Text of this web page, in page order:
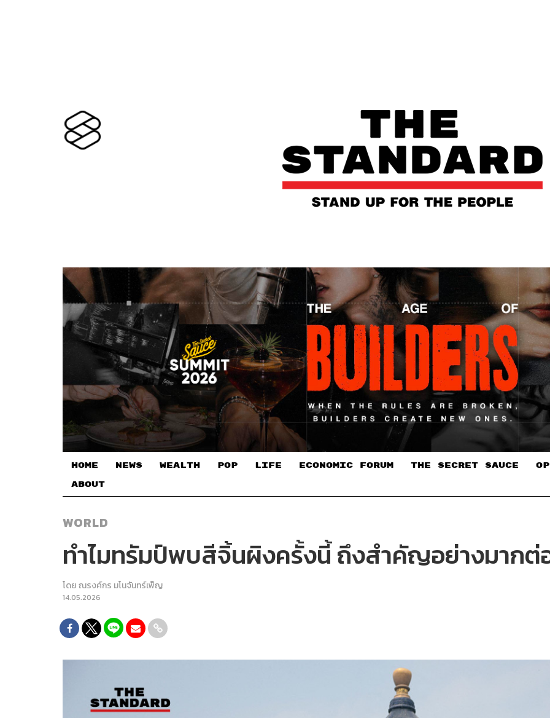
HOME NEWS WEALTH POP LIFE ECONOMIC FORUM THE SECRET SAUCE​
ABOUT
WORLD
ทำไมทรัมป์พบสีจิ้นผิงครั้งนี้ ถึงสำคัญอย่างมากต่
โดยณรงค์กร มโนจันทร์เพ็ญ
14.05.2026